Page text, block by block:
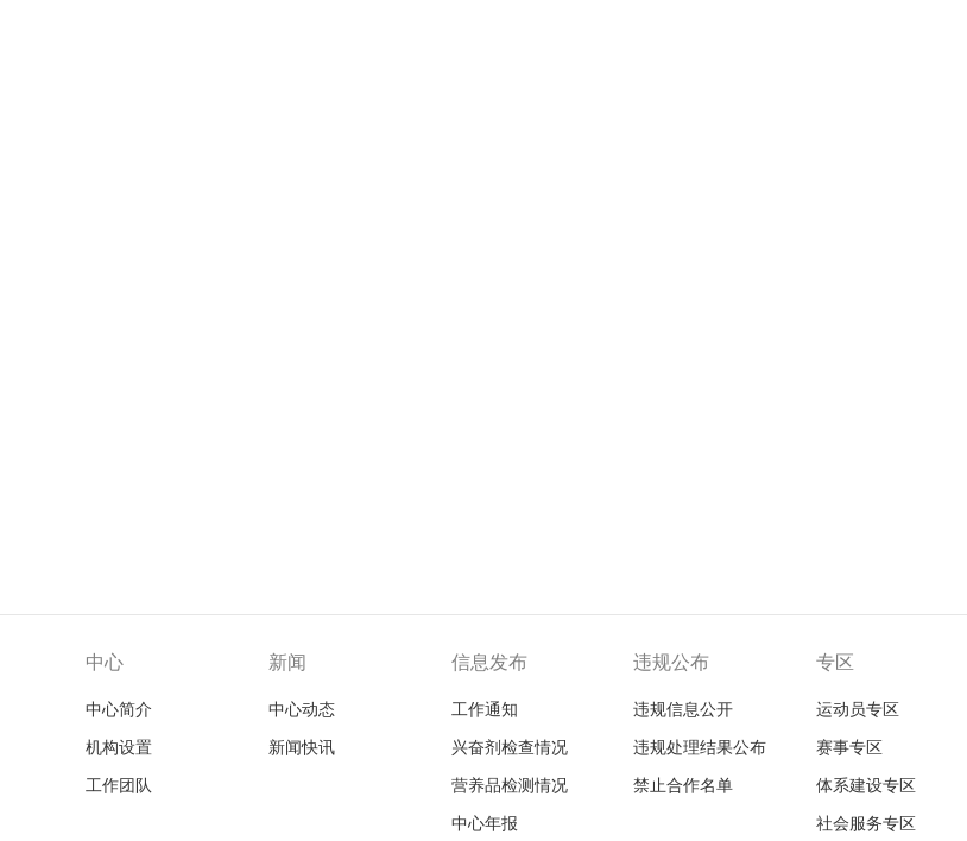
中心
中心简介
机构设置
工作团队
新闻
中心动态
新闻快讯
信息发布
工作通知
兴奋剂检查情况
营养品检测情况
中心年报
违规公布
违规信息公开
违规处理结果公布
禁止合作名单
专区
运动员专区
赛事专区
体系建设专区
社会服务专区